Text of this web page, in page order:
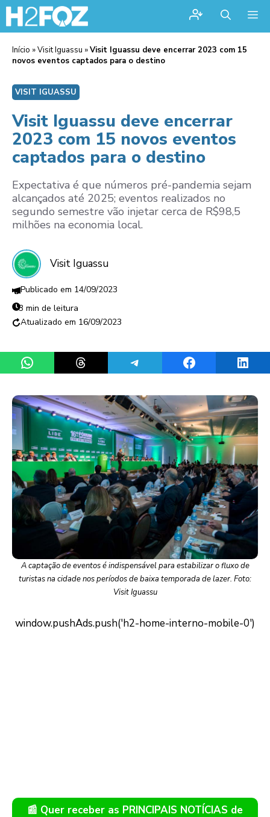
Início »Visit Iguassu »Visit Iguassu deve encerrar 2023 com 15
novos eventos captados para o destino
VISIT IGUASSU
Visit Iguassu deve encerrar
2023 com 15 novos eventos
captados para o destino
Expectativa é que números pré-pandemia sejam
alcançados até 2025; eventos realizados no
segundo semestre vão injetar cerca de R$98,5
milhões na economia local.
Visit Iguassu
14/09/2023
3 min de leitura
16/09/2023
Share on WhatsAppShare on ThreadsShare on TelegramShare on Facebook
A captação de eventos é indispensável para estabilizar o fluxo de
turistas na cidade nos períodos de baixa temporada de lazer. Foto:
Visit Iguassu
📰 Quer receber as PRINCIPAIS NOTÍCIAS de